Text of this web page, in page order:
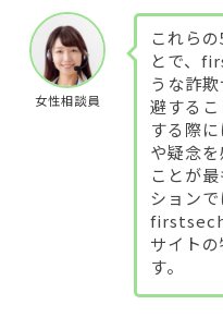
女性相談員
これら
とで、
うな詐
避する
する際
や疑念
ことが
ションで
サイト
す。